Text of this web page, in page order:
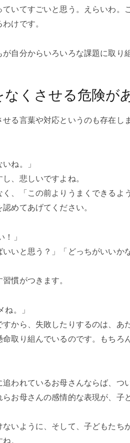
いてすごいと思う。えらいわ。
けです。
自分からいろいろな課題に取り
くさせる危険が
る言葉や対応というのも存在し
ね。」
、悲しいですよね。
、「この前よりうまくできるよ
めてあげてください。
」
いと思う？」「どっちがいいか
慣がつきます。
。」
から、失敗したりするのは、あ
取り組んでいるのです。もちろ
われているお母さんならば、つ
お母さんの感情的な表現が、子
いように、そして、子どもたち
。